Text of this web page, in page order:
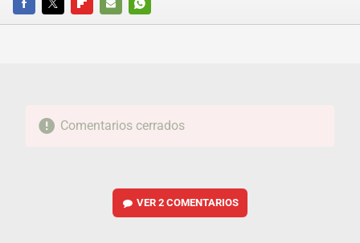
FACEBOOKTWITTERFLIPBOARD
E-
WHATSAPP
Comentarios cerrados
VER2 COMENTARIOS